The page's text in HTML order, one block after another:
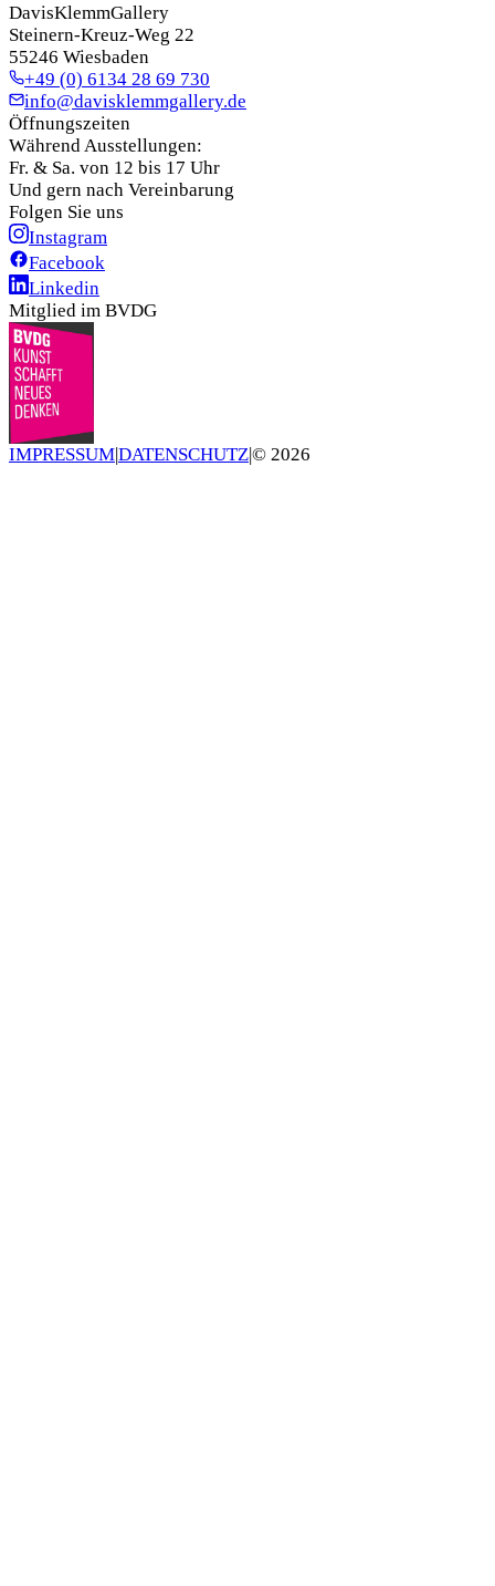
DavisKlemmGallery
Steinern-Kreuz-Weg 22
55246 Wiesbaden
+49 (0) 6134 28 69 730
info@davisklemmgallery.de
Öffnungszeiten
Während Ausstellungen:
Fr. & Sa. von 12 bis 17 Uhr
Und gern nach Vereinbarung
Folgen Sie uns
Instagram
Facebook
Linkedin
Mitglied im BVDG
IMPRESSUM|DATENSCHUTZ|© 2026